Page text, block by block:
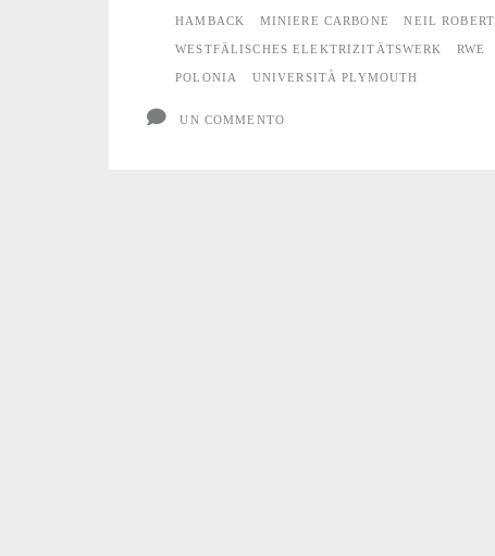
HAMBACK MINIERE CARBONE NEIL ROBERT
WESTFÄLISCHES ELEKTRIZITÄTSWERK RWE
POLONIA UNIVERSITÀ PLYMOUTH
UN COMMENTO